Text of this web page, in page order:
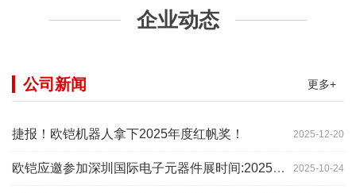
企业动态
更多+
公司新闻
2025-12-20
捷报！欧铠机器人拿下2025年度红帆奖！
2025-10-24
欧铠应邀参加深圳国际电子元器件展时间:2025年10月28-